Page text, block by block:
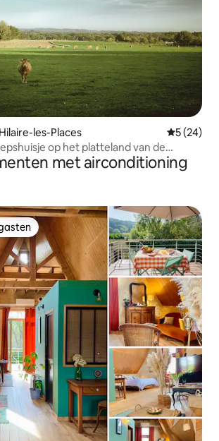
les-Places
5 (24)
op het platteland van de
met airconditioning
gasten